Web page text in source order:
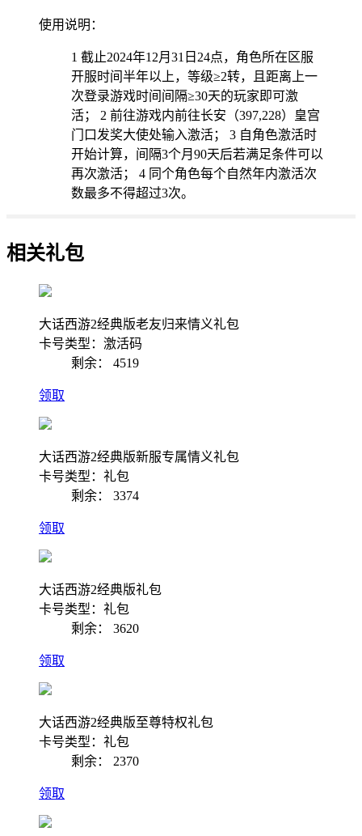
使用说明：
1 截止2024年12月31日24点，角色所在区服
开服时间半年以上，等级≥2转，且距离上一
次登录游戏时间间隔≥30天的玩家即可激
活； 2 前往游戏内前往长安（397,228）皇宫
门口发奖大使处输入激活； 3 自角色激活时
开始计算，间隔3个月90天后若满足条件可以
再次激活； 4 同个角色每个自然年内激活次
数最多不得超过3次。
相关礼包
大话西游2经典版老友归来情义礼包
卡号类型：激活码
剩余：
4519
领取
大话西游2经典版新服专属情义礼包
卡号类型：礼包
剩余：
3374
领取
大话西游2经典版礼包
卡号类型：礼包
剩余：
3620
领取
大话西游2经典版至尊特权礼包
卡号类型：礼包
剩余：
2370
领取